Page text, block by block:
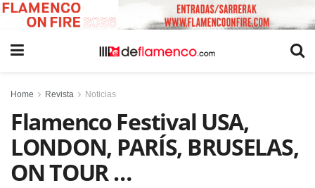
Home Revista Noticias
Flamenco Festival USA,
LONDON, PARÍS, BRUSELAS,
ON TOUR …